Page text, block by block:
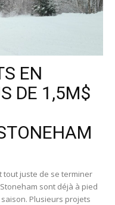
EN
DE 1,5M$
tout juste de se terminer
sont déjà à pied
Plusieurs projets